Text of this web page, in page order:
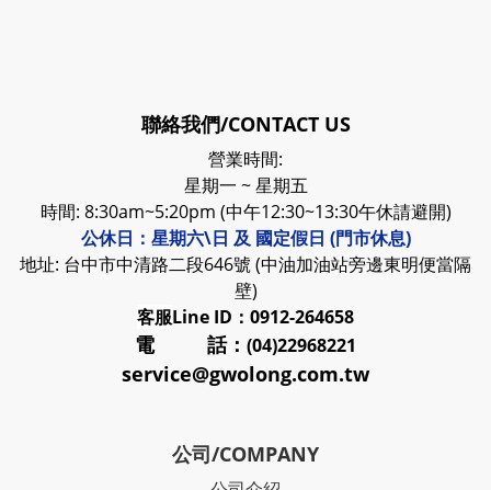
聯絡我們/CONTACT US
營業時間:
星期一 ~ 星期五
時間: 8:30am~5:20pm (中午12:30~13:30午休請避開)
公休日：星期六\日 及 國定假日 (門市休息)
地址: 台中市中清路二段646號 (中油加油站旁邊東明便當隔
壁)
客服Line ID：0912-264658
電 話： (04)22968221
service@gwolong.com.tw
公司/COMPANY